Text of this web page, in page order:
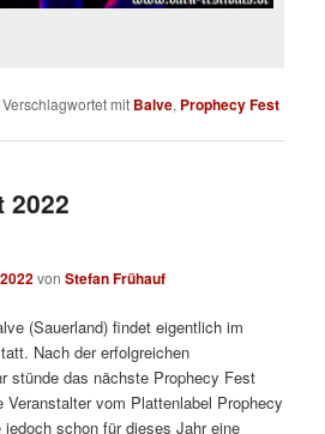
Verschlagwortet mit Balve, Prophecy Fest
2022
vonStefan Frühauf
(Sauerland) findet eigentlich im
Nach der erfolgreichen
stünde das nächste Prophecy Fest
vom Plattenlabel Prophecy
schon für dieses Jahr eine